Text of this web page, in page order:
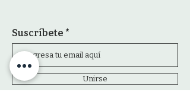
Suscríbete
Unirse